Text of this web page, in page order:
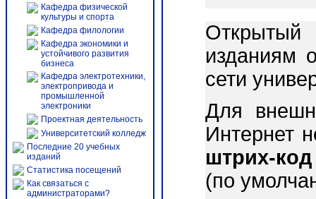
Кафедра физической
культуры и спорта
Кафедра филологии
Кафедра экономики и
устойчивого развития
бизнеса
Кафедра электротехники,
электропривода и
промышленной
электроники
Проектная деятельность
Университетский колледж
Последние 20 учебных
изданий
Статистика посещений
Как связаться с
администраторами?
Открытый
изданиям
сети
Для
Интернет
штрих-код
(по